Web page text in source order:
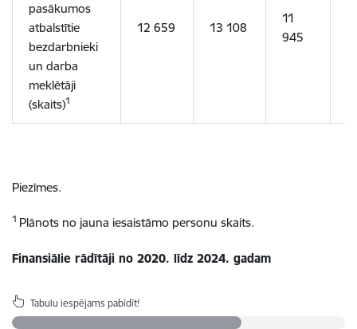
pasākumos
atbalstītie
bezdarbnieki
un darba
meklētāji
(skaits)1
12 659 13 108
11
945
Piezīmes.
1 Plānots no jauna iesaistāmo personu skaits.
Finansiālie rādītāji no 2020. līdz 2024. gadam
Tabulu iespējams pabīdīt!